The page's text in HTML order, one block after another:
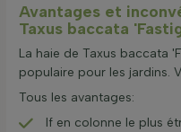
Avantages et
Taxus baccata
La haie de Taxus baccata
populaire pour les jardins.
Tous les avantages:
If en colonne le plus